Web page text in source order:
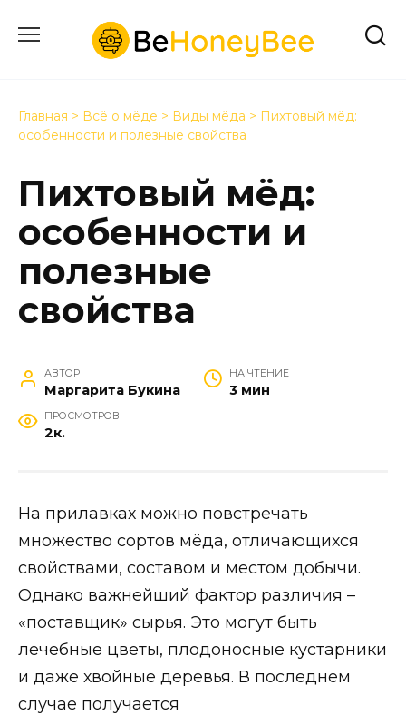
содержанию
Главная > Всё о мёде > Виды мёда > Пихтовый мёд:
особенности и полезные свойства
Пихтовый мёд:
особенности и
полезные
свойства
АВТОР
Маргарита Букина
НА ЧТЕНИЕ
3 мин
ПРОСМОТРОВ
2к.
На прилавках можно повстречать
множество сортов мёда, отличающихся
свойствами, составом и местом добычи.
Однако важнейший фактор различия –
«поставщик» сырья. Это могут быть
лечебные цветы, плодоносные кустарники
и даже хвойные деревья. В последнем
случае получается